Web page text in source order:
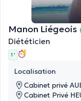
Manon Liégeois
Diététicien
1 '
Localisation
Cabinet privé
Cabinet Privé